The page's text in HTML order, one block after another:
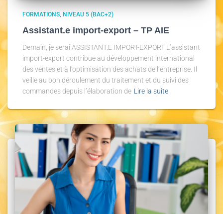
FORMATIONS NIVEAU 5 (BAC+2)
Assistant.e import-export – TP AIE
Demain, je serai ASSISTANT.E IMPORT-EXPORT L’assistant
import-export contribue au développement international
des ventes et à l’optimisation des achats de l’entreprise. Il
veille au bon déroulement du traitement et du suivi des
commandes depuis l’élaboration de Lire la suite